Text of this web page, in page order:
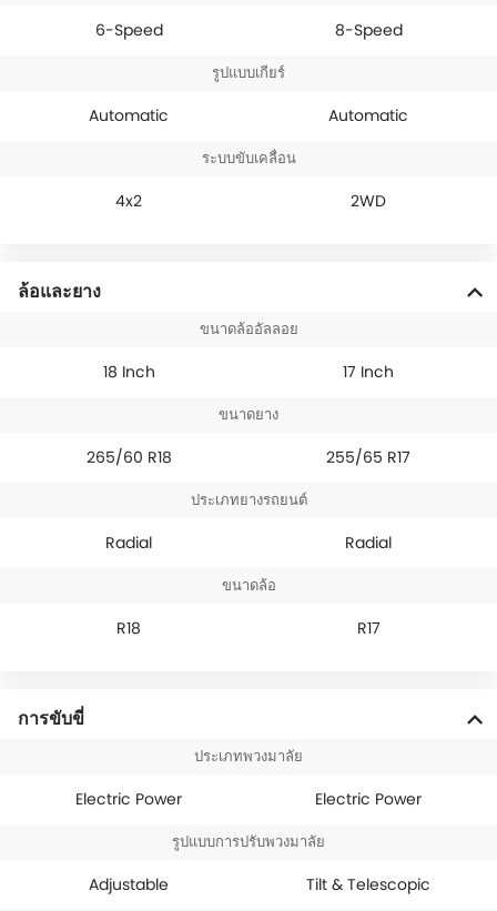
6-Speed 8-Speed
รูปแบบเกียร์
Automatic Automatic
ระบบขับเคลื่อน
4x2 2WD
ล้อและยาง
ขนาดล้ออัลลอย
18 Inch 17 Inch
ขนาดยาง
265/60 R18 255/65 R17
ประเภทยางรถยนต์
Radial Radial
ขนาดล้อ
R18 R17
การขับขี่
ประเภทพวงมาลัย
Electric Power Electric Power
รูปแบบการปรับพวงมาลัย
Adjustable Tilt & Telescopic